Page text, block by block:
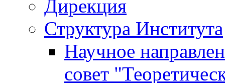
Дирекция
Структура Института
Научное
совет